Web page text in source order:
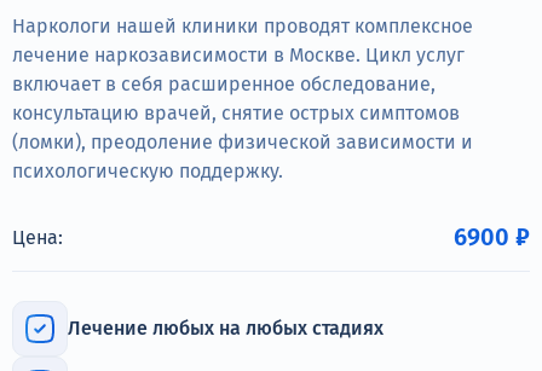
Нарколог
Стационар
Психиатрия
Цены
Контакты
Наркологи нашей клиники проводят комплексное
лечение наркозависимости в Москве. Цикл услуг
включает в себя расширенное обследование,
консультацию врачей, снятие острых симптомов
(ломки), преодоление физической зависимости и
психологическую поддержку.
Цена: 6900 ₽
Лечение любых на любых стадиях